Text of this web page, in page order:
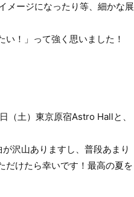
メージになったり等、細かな展
い！」って強く思いました！
土）東京原宿Astro Hallと、
沢山ありますし、普段あまり
だけたら幸いです！最高の夏を